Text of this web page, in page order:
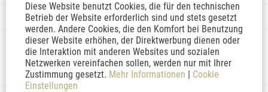
Informationen
Social Media
Diese Website benutzt Cookies, die für den technischen
Betrieb der Website erforderlich sind und stets gesetzt
werden. Andere Cookies, die den Komfort bei Benutzung
dieser Website erhöhen, der Direktwerbung dienen oder
die Interaktion mit anderen Websites und sozialen
Netzwerken vereinfachen sollen, werden nur mit Ihrer
Zustimmung gesetzt. Mehr Informationen | Cookie
Einstellungen